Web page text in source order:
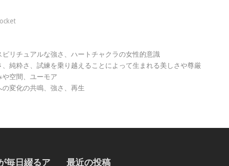
リチュアルな強さ、ハートチャクラの女性的意識
純粋さ、試練を乗り越えることによって生まれる美しさや尊厳
や空間、ユーモア
の変化の共鳴、強さ、再生
毎日綴るア
最近の投稿